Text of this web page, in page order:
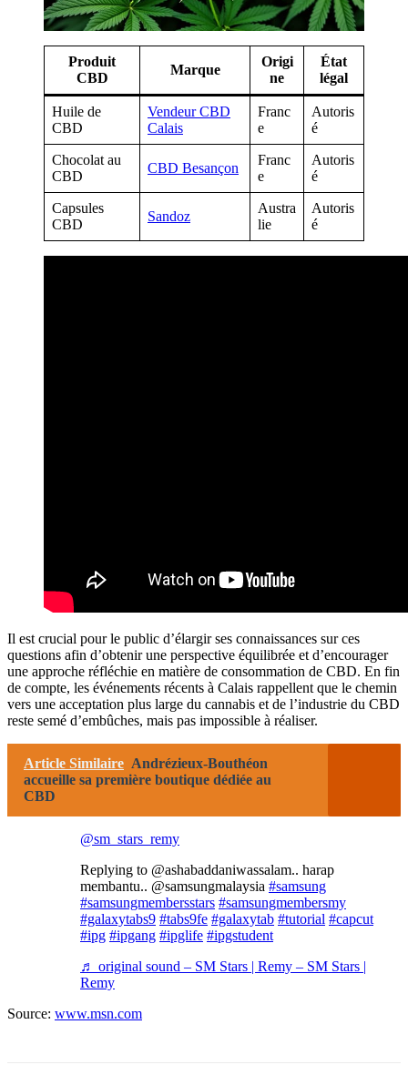
Produit
CBD
Marque
Origi
ne
État
légal
Huile de
CBD
Vendeur CBD
Calais
Franc
e
Autoris
é
Chocolat au
CBD
CBD Besançon
Franc
e
Autoris
é
Capsules
CBD
Sandoz
Austra
lie
Autoris
é
Il est crucial pour le public d’élargir ses connaissances sur ces
questions afin d’obtenir une perspective équilibrée et d’encourager
une approche réfléchie en matière de consommation de CBD. En fin
de compte, les événements récents à Calais rappellent que le chemin
vers une acceptation plus large du cannabis et de l’industrie du CBD
reste semé d’embûches, mais pas impossible à réaliser.
Article Similaire Andrézieux-Bouthéon
accueille sa première boutique dédiée au
CBD
@sm_stars_remy
Replying to @ashabaddaniwassalam.. harap
membantu.. @samsungmalaysia #samsung
#samsungmembersstars #samsungmembersmy
#galaxytabs9 #tabs9fe #galaxytab #tutorial #capcut
#ipg #ipgang #ipglife #ipgstudent
♬ original sound – SM Stars | Remy – SM Stars |
Remy
Source: www.msn.com